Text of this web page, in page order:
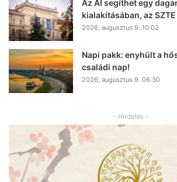
Az AI segíthet egy
kialakításában, az
2026, augusztus 9. 10:02
Napi pakk: enyhült a
családi nap!
2026, augusztus 9. 06:30
- Hirdetés -